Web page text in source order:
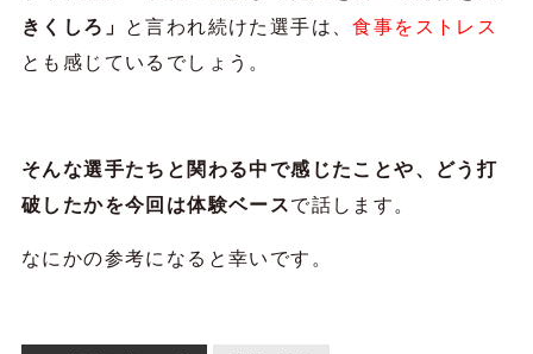
きくしろ」
と言われ続けた選手は、食事をストレス
とも感じているでしょう。
そんな選手たちと関わる中で感じたことや、どう打
破したかを今回は体験ベースで話します。
なにかの参考になると幸いです。